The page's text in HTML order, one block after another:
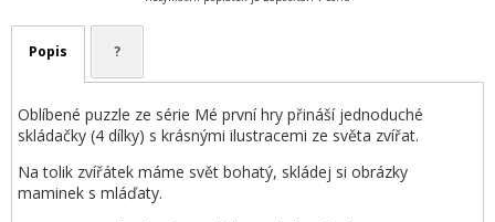
Popis ?
Oblíbené puzzle ze série Mé první hry přináší jednoduché
skládačky (4 dílky) s krásnými ilustracemi ze světa zvířat.
Na tolik zvířátek máme svět bohatý, skládej si obrázky
maminek s mláďaty.